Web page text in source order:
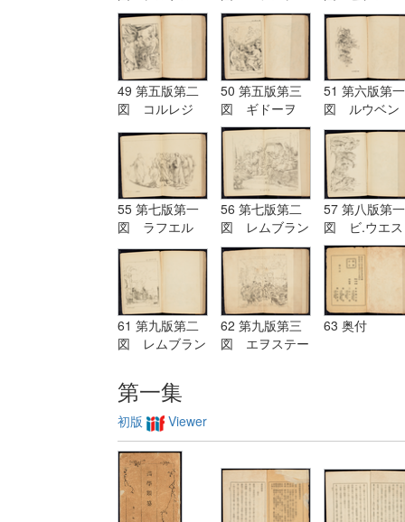
グ Terburg
ド Aostade
ル PDeLwer
49 第五版第二
図 コルレジ
50 第五版第三
図 ギドーヲ
Guido
51 第六版第一
図 ルウベン
ス Reubens
55 第七版第一
図 ラフエル
Raffaelle
56 第七版第二
図 レムブラン
ド Rembrandt
57 第八版第一
図 ビ.ウエス
ト B.West
61 第九版第二
図 レムブラン
62 第九版第三
図 エヲステー
63 奥付
第一集
初版 Viewer